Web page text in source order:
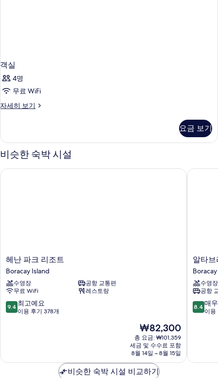
객실
4명
무료 WiFi
자세히 보기
객
히
보
기
요금 보기
비슷한 숙박 시설
헤
난
파
크
리
조
트
헤난 파크 리조트
Boracay Island
수영장
공항 교통편
무료 WiFi
레스토랑
10
점
최
9.4 최고예요
이용 후기 378개
현
재
요
금
₩82,300
₩82,300
총 요금: ₩101,359
세금 및 수수료 포함
8월 14일 ~ 8월 15일
헤난 파크 리조트
알
타
브
리
자
리
조
Boracay
알타
수영장
공항
10
점
매
8.4 매
이용
알타브
비슷한 숙박 시설 비교하기